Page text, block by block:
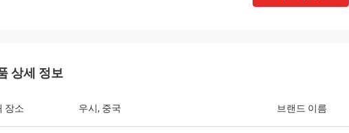
상세 정보
장소 우시, 중국 브랜드 이름